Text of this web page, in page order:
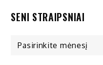
SENI STRAIPSNIAI